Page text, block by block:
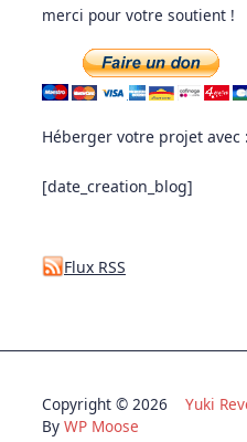
merci pour votre soutient !
Héberger votre projet avec :
[date_creation_blog]
Flux RSS
Copyright © 2026 Yuki
By WP Moose